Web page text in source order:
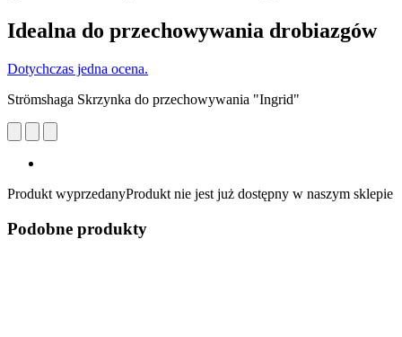
Idealna do przechowywania drobiazgów
Dotychczas jedna ocena.
Strömshaga Skrzynka do przechowywania "Ingrid"
Produkt wyprzedanyProdukt nie jest już dostępny w naszym sklepie
Podobne produkty